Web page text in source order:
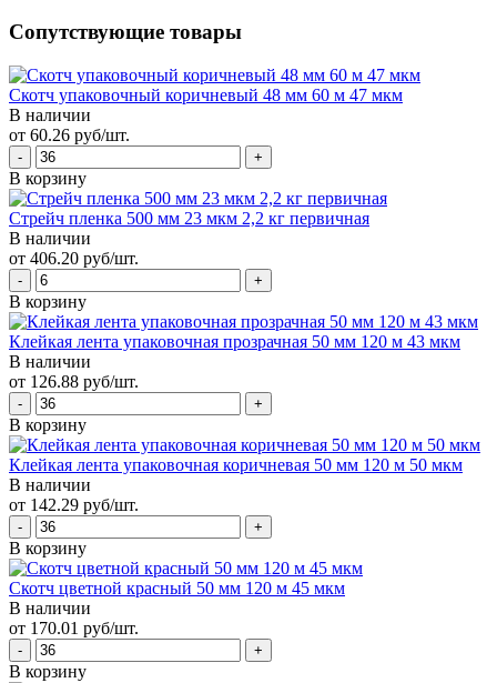
Сопутствующие товары
Скотч упаковочный коричневый 48 мм 60 м 47 мкм
В наличии
от 60.26 руб/шт.
В корзину
Стрейч пленка 500 мм 23 мкм 2,2 кг первичная
В наличии
от 406.20 руб/шт.
В корзину
Клейкая лента упаковочная прозрачная 50 мм 120 м 43 мкм
В наличии
от 126.88 руб/шт.
В корзину
Клейкая лента упаковочная коричневая 50 мм 120 м 50 мкм
В наличии
от 142.29 руб/шт.
В корзину
Скотч цветной красный 50 мм 120 м 45 мкм
В наличии
от 170.01 руб/шт.
В корзину